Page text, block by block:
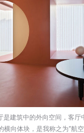
是建筑中的外向空间，客厅
横向体块，是我称之为“航空